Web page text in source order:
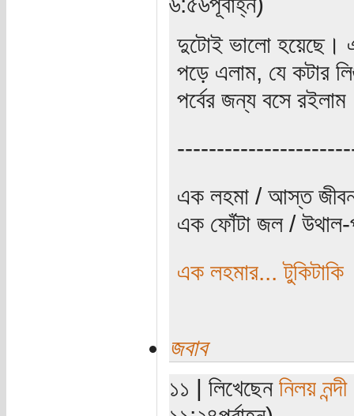
দুটোই ভালো হয়েছে।
পড়ে এলাম, যে কটার
পর্বের জন্য বসে
এক লহমা / আস্ত
এক ফোঁটা জল /
এক লহমার... টুকিটাকি
জবাব
১১ | লিখেছেন নিলয় নন্দী